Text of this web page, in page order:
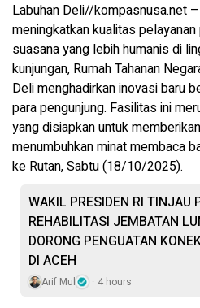
Labuhan Deli//kompasnusa.net
meningkatkan kualitas
suasana yang lebih humanis di
kunjungan, Rumah Tahanan
Deli menghadirkan inovasi baru
para pengunjung. Fasilitas ini
yang disiapkan untuk
menumbuhkan minat membaca
ke Rutan,Sabtu (18/10/2025).
WAKIL PRESIDEN RI TINJAU
REHABILITASI JEMBATAN
DORONG PENGUATAN
DI ACEH
Arif Mul 4 hours